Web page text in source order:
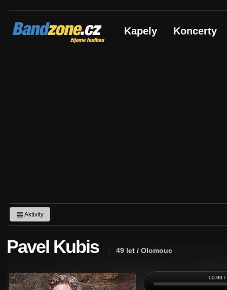
Bandzone.cz
žijeme hudbou Kapely Koncerty
Aktivity
Pavel Kubis 49 let / Olomouc
00:00 /